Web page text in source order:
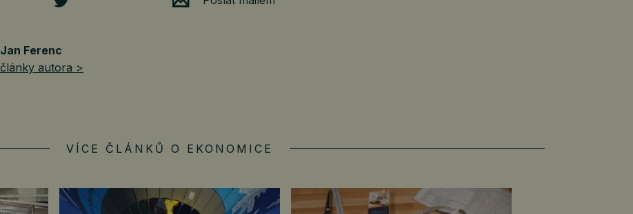
Jan Ferenc
články autora >
VÍCE ČLÁNKŮ O EKONOMICE